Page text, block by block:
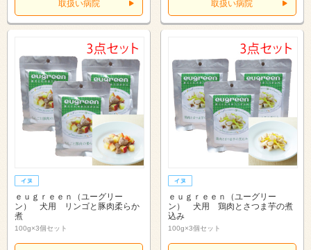
取扱い病院 取扱い病院
ｅｕｇｒｅｅｎ（ユーグリー
ン） 犬用 リンゴと豚肉柔らか
煮
100g×3個セット
ｅｕｇｒｅｅｎ（ユーグリー
ン） 犬用 鶏肉とさつま芋の煮
込み
100g×3個セット